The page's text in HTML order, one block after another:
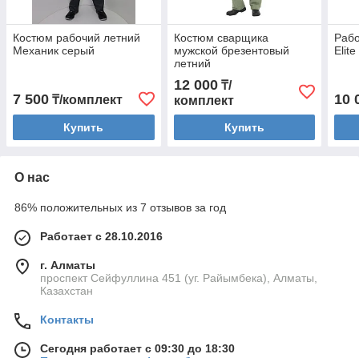
Костюм рабочий летний
Механик серый
7 500 ₸/комплект
Купить
Костюм сварщика
мужской брезентовый
летний
12 000₸/
комплект
Купить
Elite
10
О нас
86% положительных из 7 отзывов за год
Работает с 28.10.2016
г. Алматы
проспект Сейфуллина 451 (уг. Райымбека), Алматы,
Казахстан
Контакты
Сегодня работает с 09:30 до 18:30